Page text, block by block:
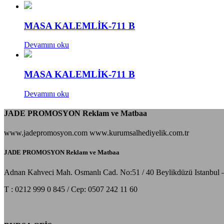
MASA KALEMLİK-711 B
Devamını oku
MASA KALEMLİK-711 B
Devamını oku
JADE PROMOSYON Reklam ve Matbaa
www.jadepromosyon.com www.kurumsalhediyelik.com.tr
JADE PROMOSYON Reklam ve Matbaa
Adnan Kahveci Mah. Osmanlı Cad. No:51 / 40 Beylikdüzü Istanbul
T : 0212 999 0 845 / Cep: 0507 242 11 60